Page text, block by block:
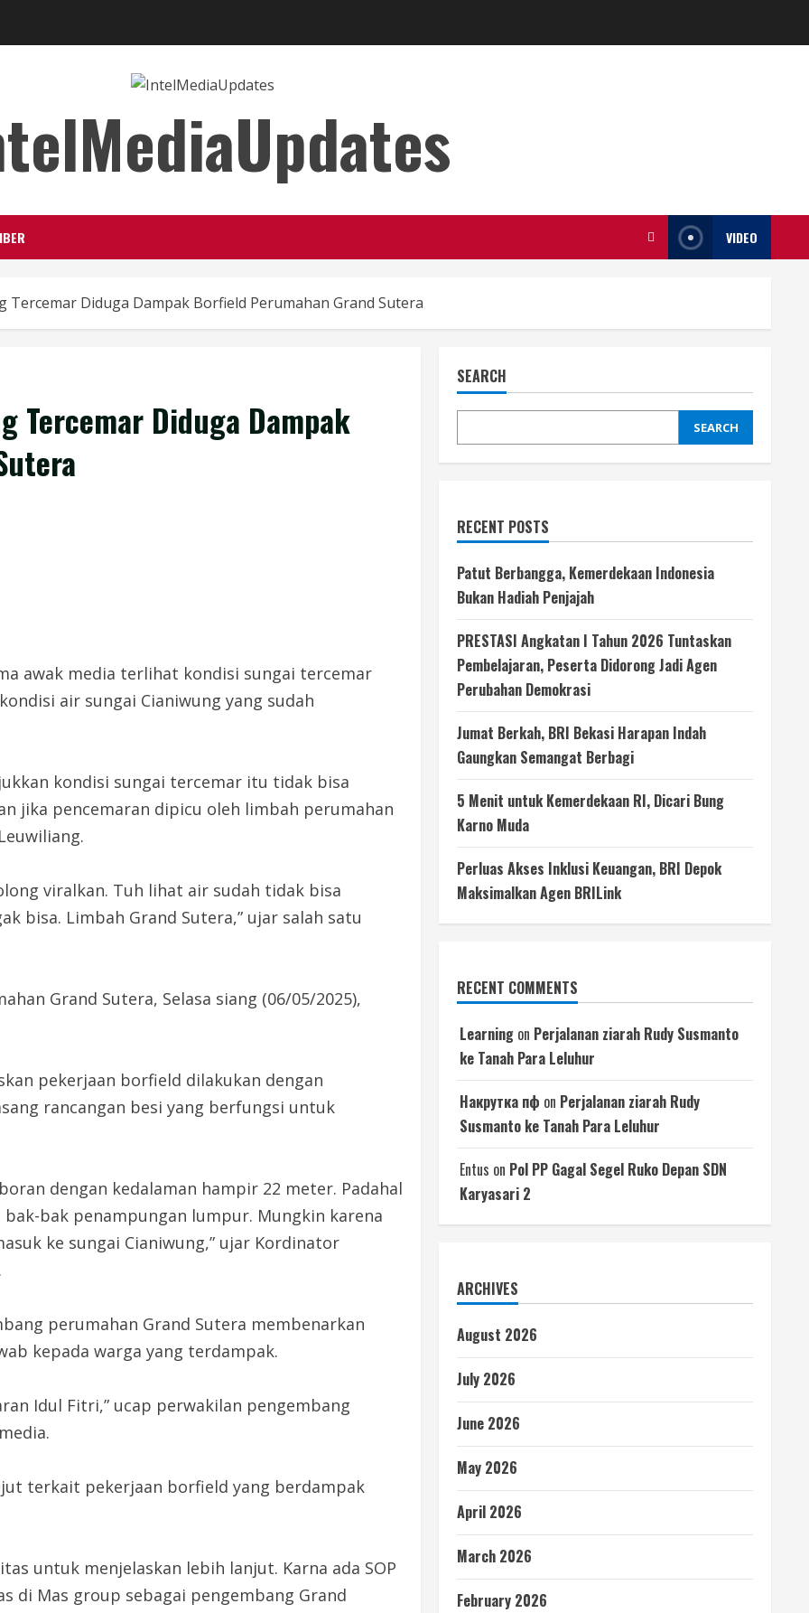
VIDEO
Tercemar Diduga Dampak Borfield Perumahan Grand Sutera
Tercemar Diduga Dampak
awak media terlihat kondisi sungai tercemar
air sungai Cianiwung yang sudah
kondisi sungai tercemar itu tidak bisa
jika pencemaran dipicu oleh limbah perumahan
viralkan. Tuh lihat air sudah tidak bisa
bisa. Limbah Grand Sutera,” ujar salah satu
Grand Sutera, Selasa siang (06/05/2025),
pekerjaan borfield dilakukan dengan
rancangan besi yang berfungsi untuk
dengan kedalaman hampir 22 meter. Padahal
bak penampungan lumpur. Mungkin karena
ke sungai Cianiwung,” ujar Kordinator
perumahan Grand Sutera membenarkan
kepada warga yang terdampak.
Idul Fitri,” ucap perwakilan pengembang
terkait pekerjaan borfield yang berdampak
untuk menjelaskan lebih lanjut. Karna ada SOP
di Mas group sebagai pengembang Grand
SEARCH
SEARCH
RECENT POSTS
Patut Berbangga, Kemerdekaan Indonesia
Bukan Hadiah Penjajah
PRESTASI Angkatan I Tahun 2026 Tuntaskan
Pembelajaran, Peserta Didorong Jadi Agen
Perubahan Demokrasi
Jumat Berkah, BRI Bekasi Harapan Indah
Gaungkan Semangat Berbagi
5 Menit untuk Kemerdekaan RI, Dicari Bung
Karno Muda
Perluas Akses Inklusi Keuangan, BRI Depok
Maksimalkan Agen BRILink
RECENT COMMENTS
Learning on Perjalanan ziarah Rudy Susmanto
ke Tanah Para Leluhur
Накрутка пф on Perjalanan ziarah Rudy
Susmanto ke Tanah Para Leluhur
Entus on Pol PP Gagal Segel Ruko Depan SDN
Karyasari 2
ARCHIVES
August 2026
July 2026
June 2026
May 2026
April 2026
March 2026
February 2026